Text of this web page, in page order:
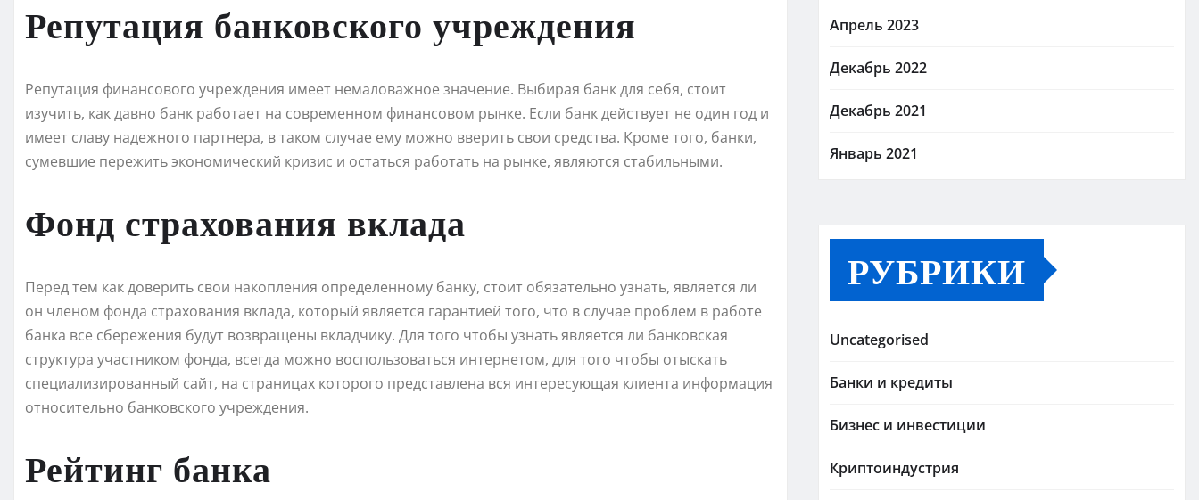
Репутация банковского учреждения
Репутация финансового учреждения имеет немаловажное значение. Выбирая банк для себя, стоит
изучить, как давно банк работает на современном финансовом рынке. Если банк действует не один год и
имеет славу надежного партнера, в таком случае ему можно вверить свои средства. Кроме того, банки,
сумевшие пережить экономический кризис и остаться работать на рынке, являются стабильными.
Фонд страхования вклада
Перед тем как доверить свои накопления определенному банку, стоит обязательно узнать, является ли
он членом фонда страхования вклада, который является гарантией того, что в случае проблем в работе
банка все сбережения будут возвращены вкладчику. Для того чтобы узнать является ли банковская
структура участником фонда, всегда можно воспользоваться интернетом, для того чтобы отыскать
специализированный сайт, на страницах которого представлена вся интересующая клиента информация
относительно банковского учреждения.
Рейтинг банка
Апрель 2023
Декабрь 2022
Декабрь 2021
Январь 2021
РУБРИКИ
Uncategorised
Банки и кредиты
Бизнес и инвестиции
Криптоиндустрия